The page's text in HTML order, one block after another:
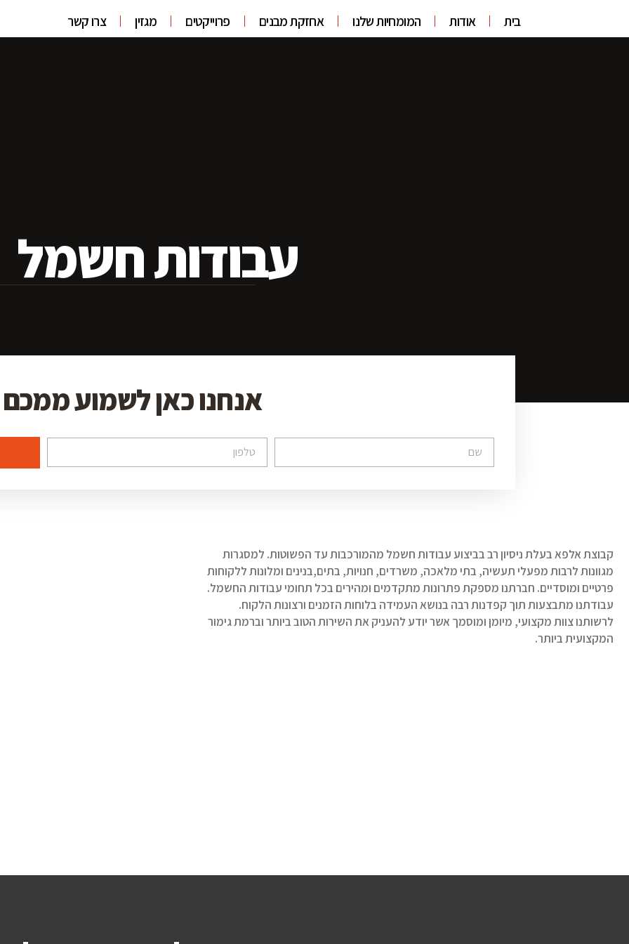
בית אודות המומחיות שלנו אחזקת מבנים פרוייקטים מגזין צרו קשר
עבודות חשמל
אנחנו כאן לשמוע ממכם
קבוצת אלפא בעלת ניסיון רב בביצוע עבודות חשמל מהמורכבות עד הפשוטות. למסגרות
מגוונות לרבות מפעלי תעשיה, בתי מלאכה, משרדים, חנויות, בתים,בנינים ומלונות ללקוחות
פרטיים ומוסדיים. חברתנו מספקת פתרונות מתקדמים ומהירים בכל תחומי עבודות החשמל.
עבודתנו מתבצעות תוך קפדנות רבה בנושא העמידה בלוחות הזמנים ורצונות הלקוח.
לרשותנו צוות מקצועי, מיומן ומוסמך אשר יודע להעניק את השירות הטוב ביותר וברמת גימור
המקצועית ביותר.